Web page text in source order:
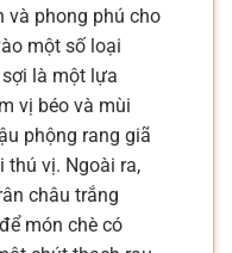
và phong phú cho
một số loại
là một lựa
vị béo và mùi
phộng rang giã
thú vị. Ngoài ra,
châu trắng
món chè có